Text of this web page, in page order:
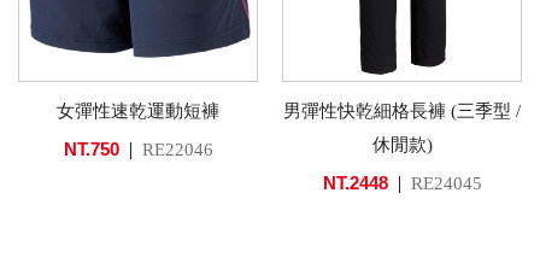
女彈性速乾運動短褲
NT.750 RE22046
男彈性快乾細格長褲 (三季型 /
休閒款)
NT.2448 RE24045